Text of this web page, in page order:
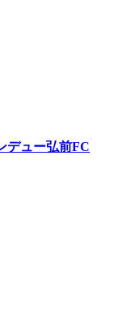
デュー弘前FC